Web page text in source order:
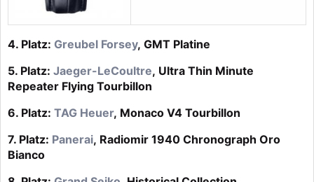
4. Platz: Greubel Forsey, GMT Platine
5. Platz: Jaeger-LeCoultre, Ultra Thin Minute
Repeater Flying Tourbillon
6. Platz: TAG Heuer, Monaco V4 Tourbillon
7. Platz: Panerai, Radiomir 1940 Chronograph Oro
Bianco